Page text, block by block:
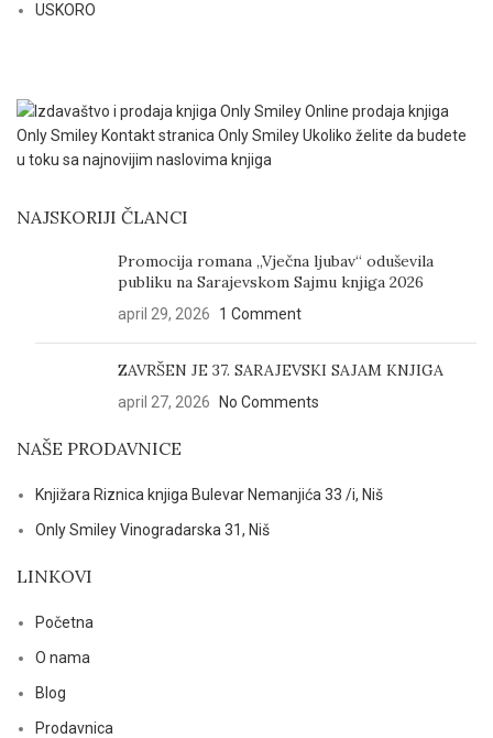
USKORO
NAJSKORIJI ČLANCI
Promocija romana „Vječna ljubav“ oduševila
publiku na Sarajevskom Sajmu knjiga 2026
april 29, 2026 1 Comment
ZAVRŠEN JE 37. SARAJEVSKI SAJAM KNJIGA
april 27, 2026 No Comments
NAŠE PRODAVNICE
Knjižara Riznica knjiga Bulevar Nemanjića 33 /i, Niš
Only Smiley Vinogradarska 31, Niš
LINKOVI
Početna
O nama
Blog
Prodavnica